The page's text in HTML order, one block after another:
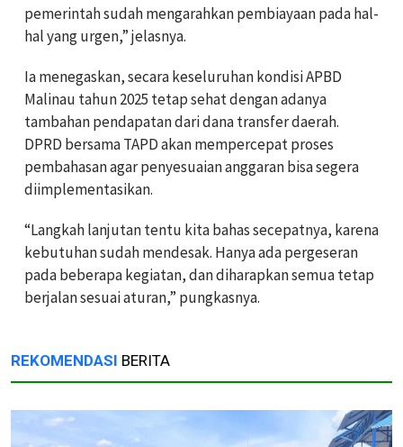
pemerintah sudah mengarahkan pembiayaan pada hal-
hal yang urgen,” jelasnya.
‎Ia menegaskan, secara keseluruhan kondisi APBD
Malinau tahun 2025 tetap sehat dengan adanya
tambahan pendapatan dari dana transfer daerah.
DPRD bersama TAPD akan mempercepat proses
pembahasan agar penyesuaian anggaran bisa segera
diimplementasikan.
‎“Langkah lanjutan tentu kita bahas secepatnya, karena
kebutuhan sudah mendesak. Hanya ada pergeseran
pada beberapa kegiatan, dan diharapkan semua tetap
berjalan sesuai aturan,” pungkasnya.
REKOMENDASI BERITA